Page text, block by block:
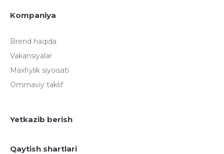
Kompaniya
Brend haqida
Vakansiyalar
Maxfiylik siyoisati
Ommaviy taklif
Yetkazib berish
Qaytish shartlari